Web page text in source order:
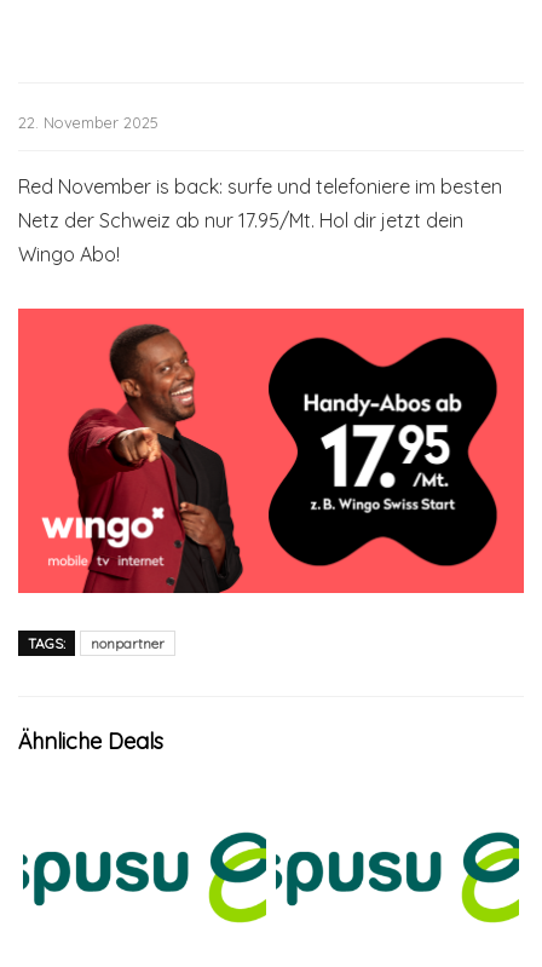
22. November 2025
Red November is back: surfe und telefoniere im besten
Netz der Schweiz ab nur 17.95/Mt. Hol dir jetzt dein
Wingo Abo!
TAGS: nonpartner
Ähnliche Deals